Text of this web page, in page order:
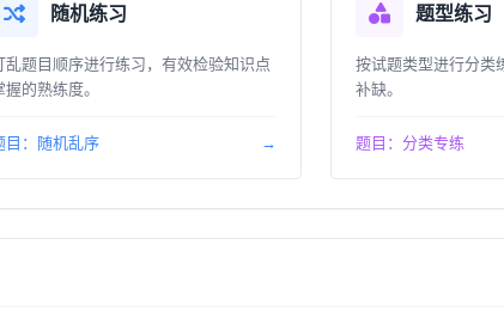
随机练习
乱题目顺序进行练习，有效检验知识点
握的熟练度。
目：随机乱序 →
题型练习
按试题类型进行分类
补缺。
题目：分类专练